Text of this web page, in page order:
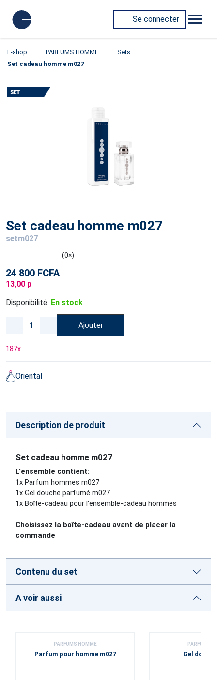
Se connecter
E-shop PARFUMS HOMME
Sets
Set cadeau homme m027
Set cadeau homme m027
setm027
(0×)
24 800 FCFA
13,00 p
Disponibilité: En stock
Ajouter
187x
Oriental
Description de produit
Set cadeau homme m027
L'ensemble contient:
1x Parfum hommes m027
1x Gel douche parfumé m027
1x Boîte-cadeau pour l'ensemble-cadeau hommes
Choisissez la boîte-cadeau avant de placer la
commande
Contenu du set
A voir aussi
PARFUMS HOMME
Parfum pour homme m027
PARFUMS
Gel